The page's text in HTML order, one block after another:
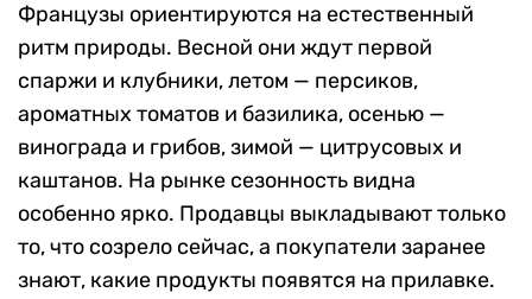
Французы ориентируются на естественный
ритм природы. Весной они ждут первой
спаржи и клубники, летом — персиков,
ароматных томатов и базилика, осенью —
винограда и грибов, зимой — цитрусовых и
каштанов. На рынке сезонность видна
особенно ярко. Продавцы выкладывают только
то, что созрело сейчас, а покупатели заранее
знают, какие продукты появятся на прилавке.